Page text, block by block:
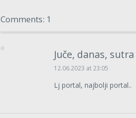
Comments: 1
Juče, danas, sutra
12.06.2023 at 23:05
Lj portal, najbolji portal..